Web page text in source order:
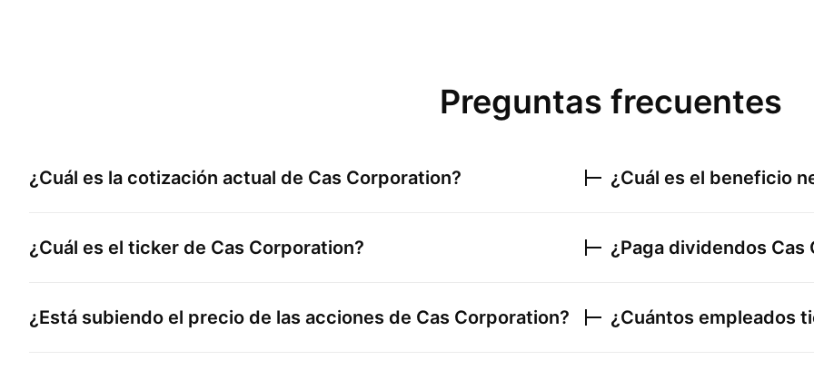
Preguntas frecuentes
¿Cuál es la cotización actual de Cas Corporation?
¿Cuál es el ticker de Cas Corporation?
¿Está subiendo el precio de las acciones de Cas Corporation?
¿Cuál es el beneficio
¿Paga dividendos Cas
¿Cuántos empleados